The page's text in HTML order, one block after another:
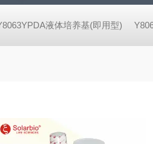
液体培养基(即用型)